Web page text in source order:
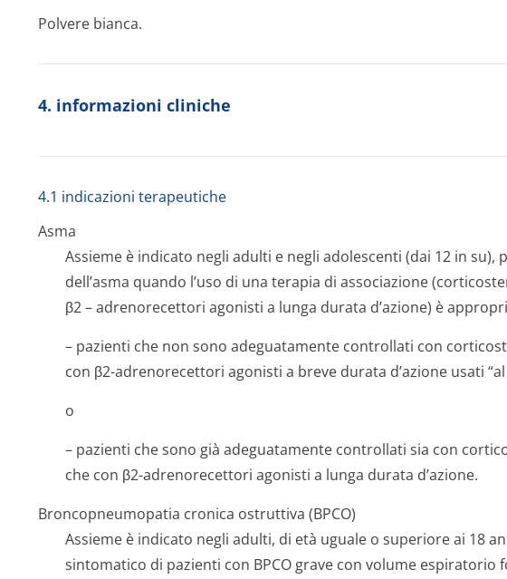
Polvere bianca.
4. informazioni cliniche
4.1 indicazioni terapeutiche
Asma
Assieme è indicato negli adulti e negli adolescenti (dai 12 in
dell’asma quando l’uso di una terapia di associazione
β2 – adrenorecettori agonisti a lunga durata d’azione) è
– pazienti che non sono adeguatamente controllati con
con β2-adrenorecettori agonisti a breve durata d’azione usati
o
– pazienti che sono già adeguatamente controllati sia con
che con β2-adrenorecettori agonisti a lunga durata d’azione.
Broncopneumopatia cronica ostruttiva (BPCO)
Assieme è indicato negli adulti, di età uguale o superiore ai 18
sintomatico di pazienti con BPCO grave con volume espiratorio